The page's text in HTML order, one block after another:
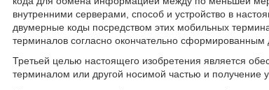
внутренними серверами, способ и устройство в
двумерные коды посредством этих мобильных
терминалов согласно окончательно сформированным
Третьей целью настоящего изобретения является
терминалом или другой носимой частью и получение